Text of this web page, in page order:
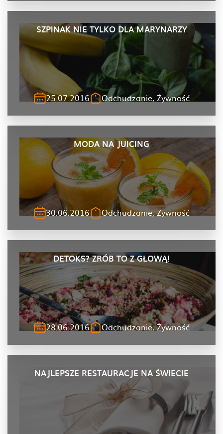
SZPINAK NIE TYLKO DLA MARYNARZY
25.07.2016 Odchudzanie, Żywność
MODA NA JUICING
30.06.2016 Odchudzanie, Żywność
DETOKS? ZRÓB TO Z GŁOWĄ!
28.06.2016 Odchudzanie, Żywność
NAJLEPSZE RESTAURACJE NA ŚWIECIE